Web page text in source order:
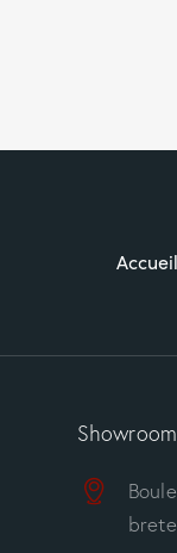
Accueil
Showroom